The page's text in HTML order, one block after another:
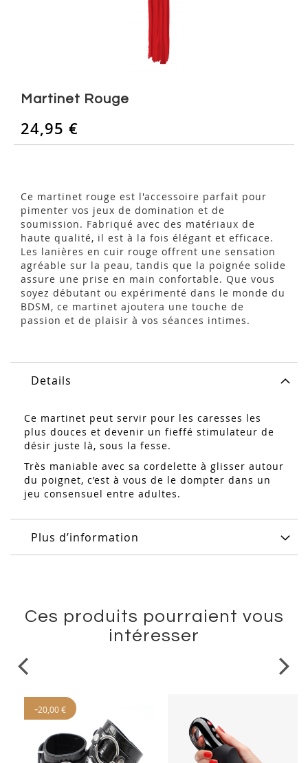
beginning
Martinet Rouge
24,95 €
Ce martinet rouge est l'accessoire parfait pour
pimenter vos jeux de domination et de
soumission. Fabriqué avec des matériaux de
haute qualité, il est à la fois élégant et efficace.
Les lanières en cuir rouge offrent une sensation
agréable sur la peau, tandis que la poignée solide
assure une prise en main confortable. Que vous
soyez débutant ou expérimenté dans le monde du
BDSM, ce martinet ajoutera une touche de
passion et de plaisir à vos séances intimes.
Details
Ce martinet peut servir pour les caresses les
plus douces et devenir un fieffé stimulateur de
désir juste là, sous la fesse.
Très maniable avec sa cordelette à glisser autour
du poignet, c’est à vous de le dompter dans un
jeu consensuel entre adultes.
Plus d’information
Ces produits pourraient vous
intéresser
-20,00 €